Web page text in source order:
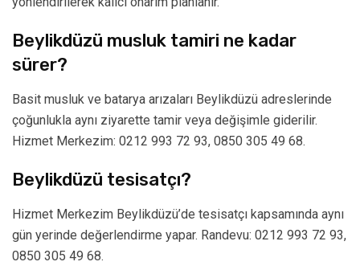
Beylikdüzü musluk tamiri ne kadar
sürer?
Basit musluk ve batarya arızaları Beylikdüzü adreslerinde
çoğunlukla aynı ziyarette tamir veya değişimle giderilir.
Hizmet Merkezim: 0212 993 72 93, 0850 305 49 68.
Beylikdüzü tesisatçı?
Hizmet Merkezim Beylikdüzü’de tesisatçı kapsamında aynı
gün yerinde değerlendirme yapar. Randevu: 0212 993 72 93,
0850 305 49 68.